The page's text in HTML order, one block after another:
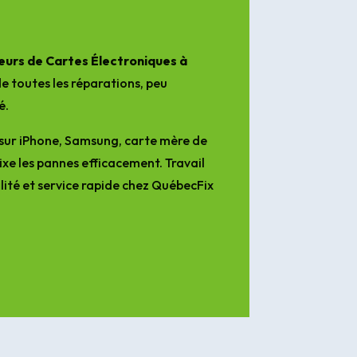
de Cartes Électroniques à
toutes les réparations, peu
iPhone, Samsung, carte mère de
les pannes efficacement. Travail
et service rapide chez QuébecFix